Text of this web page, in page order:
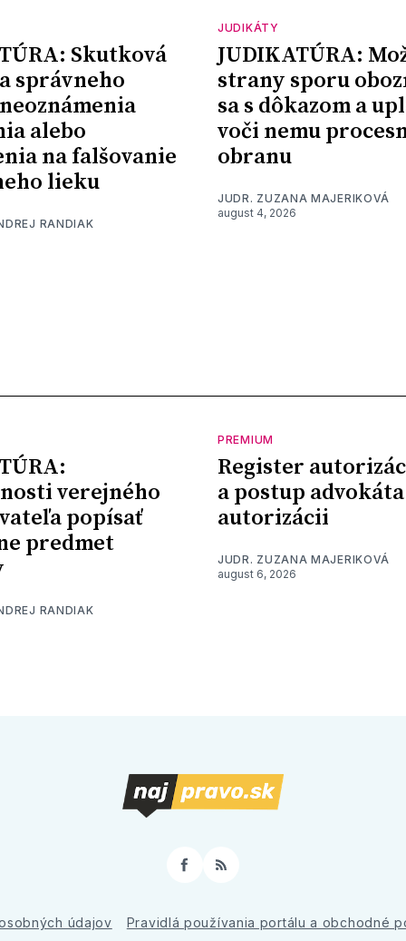
Skutková
správneho
alebo
na falšovanie
lieku
RANDIAK
JUDIKÁTY
JUDIKATÚRA:
strany sporu
sa s dôkazom a
voči nemu
obranu
JUDR. ZUZANA MAJERIKOVÁ
august 4, 2026
verejného
popísať
predmet
RANDIAK
PREMIUM
Register
a postup
autorizácii
JUDR. ZUZANA MAJERIKOVÁ
august 6, 2026
Facebook
RSS
údajov Pravidlá používania portálu a obchodné